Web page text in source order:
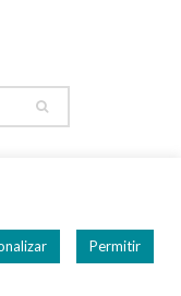
COOKIES
Permitir